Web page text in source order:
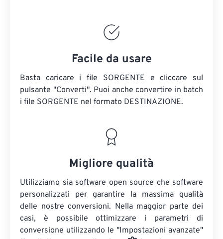
Facile da usare
Basta caricare i file SORGENTE e cliccare sul
pulsante "Converti". Puoi anche convertire in batch
i file SORGENTE nel formato DESTINAZIONE.
Migliore qualità
Utilizziamo sia software open source che software
personalizzati per garantire la massima qualità
delle nostre conversioni. Nella maggior parte dei
casi, è possibile ottimizzare i parametri di
conversione utilizzando le "Impostazioni avanzate"